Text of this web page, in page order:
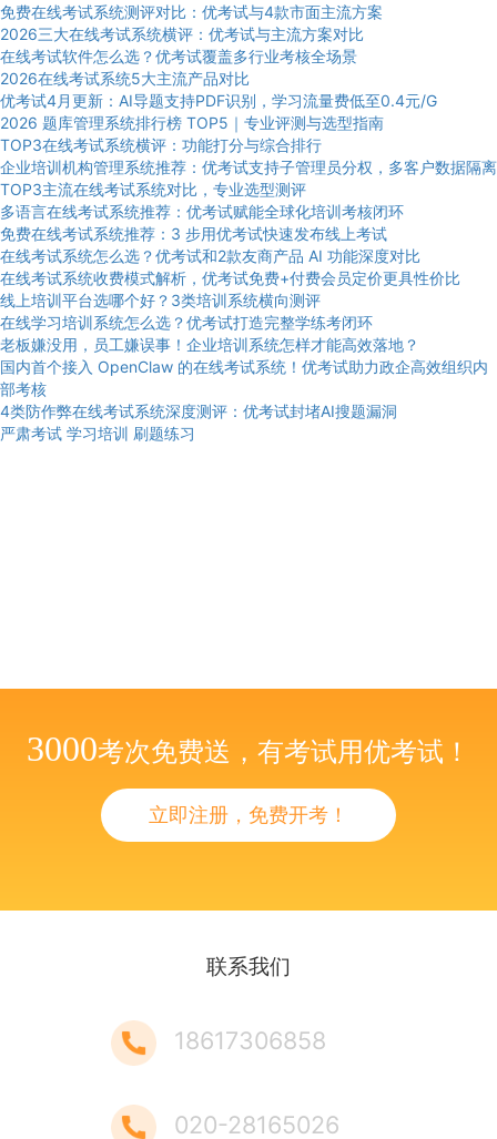
免费在线考试系统测评对比：优考试与4款市面主流方案
2026三大在线考试系统横评：优考试与主流方案对比
在线考试软件怎么选？优考试覆盖多行业考核全场景
2026在线考试系统5大主流产品对比
优考试4月更新：AI导题支持PDF识别，学习流量费低至0.4元/G
2026 题库管理系统排行榜 TOP5｜专业评测与选型指南
TOP3在线考试系统横评：功能打分与综合排行
企业培训机构管理系统推荐：优考试支持子管理员分权，多客户数据隔离
TOP3主流在线考试系统对比，专业选型测评
多语言在线考试系统推荐：优考试赋能全球化培训考核闭环
免费在线考试系统推荐：3 步用优考试快速发布线上考试
在线考试系统怎么选？优考试和2款友商产品 AI 功能深度对比
在线考试系统收费模式解析，优考试免费+付费会员定价更具性价比
线上培训平台选哪个好？3类培训系统横向测评
在线学习培训系统怎么选？优考试打造完整学练考闭环
老板嫌没用，员工嫌误事！企业培训系统怎样才能高效落地？
国内首个接入 OpenClaw 的在线考试系统！优考试助力政企高效组织内
部考核
4类防作弊在线考试系统深度测评：优考试封堵AI搜题漏洞
严肃考试 学习培训 刷题练习
3000考次免费送，有考试用优考试！
立即注册，免费开考！
联系我们
18617306858
020-28165026